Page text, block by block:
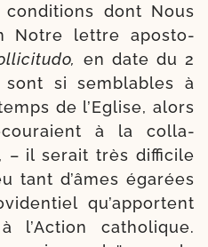
dont Nous
Notre lettre apos­to­
en date du 2
si sem­blables à
de l’Eglise, alors
à la colla­
– il serait très dif­fi­cile
tant d’âmes éga­rées
qu’ap­portent
l’Action catho­lique.